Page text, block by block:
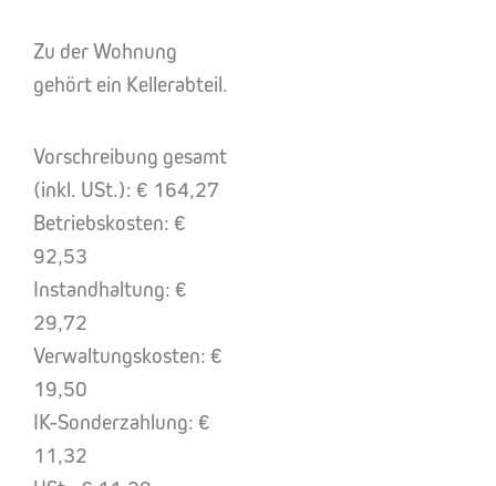
Zu der Wohnung
gehört ein Kellerabteil.
Vorschreibung gesamt
(inkl. USt.): € 164,27
Betriebskosten: €
92,53
Instandhaltung: €
29,72
Verwaltungskosten: €
19,50
IK-Sonderzahlung: €
11,32